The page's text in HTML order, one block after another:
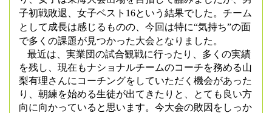
子初戦敗退、女子ベスト 16という結果でした。チーム
として成長は感じるものの、今回は特に“気持ち”の面
で多くの課題が見つかった大会となりました。
最近は、実業団の試合観戦に行ったり、多くの実績
を残し、現在もナショナルチームのコーチを務める山
梨有理さんにコーチングをしていただく機会があった
り、朝練を始める生徒が出てきたりと、とても良い方
向に向かっていると思います。今大会の敗因をしっか